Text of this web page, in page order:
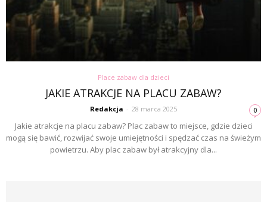
Place zabaw dla dzieci
JAKIE ATRAKCJE NA PLACU ZABAW?
Redakcja - 28 marca 2025 0
Jakie atrakcje na placu zabaw? Plac zabaw to miejsce, gdzie dzieci
mogą się bawić, rozwijać swoje umiejętności i spędzać czas na świeżym
powietrzu. Aby plac zabaw był atrakcyjny dla...